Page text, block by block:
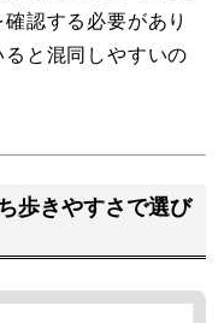
確認する必要があり
と混同しやすいの
歩きやすさで選び